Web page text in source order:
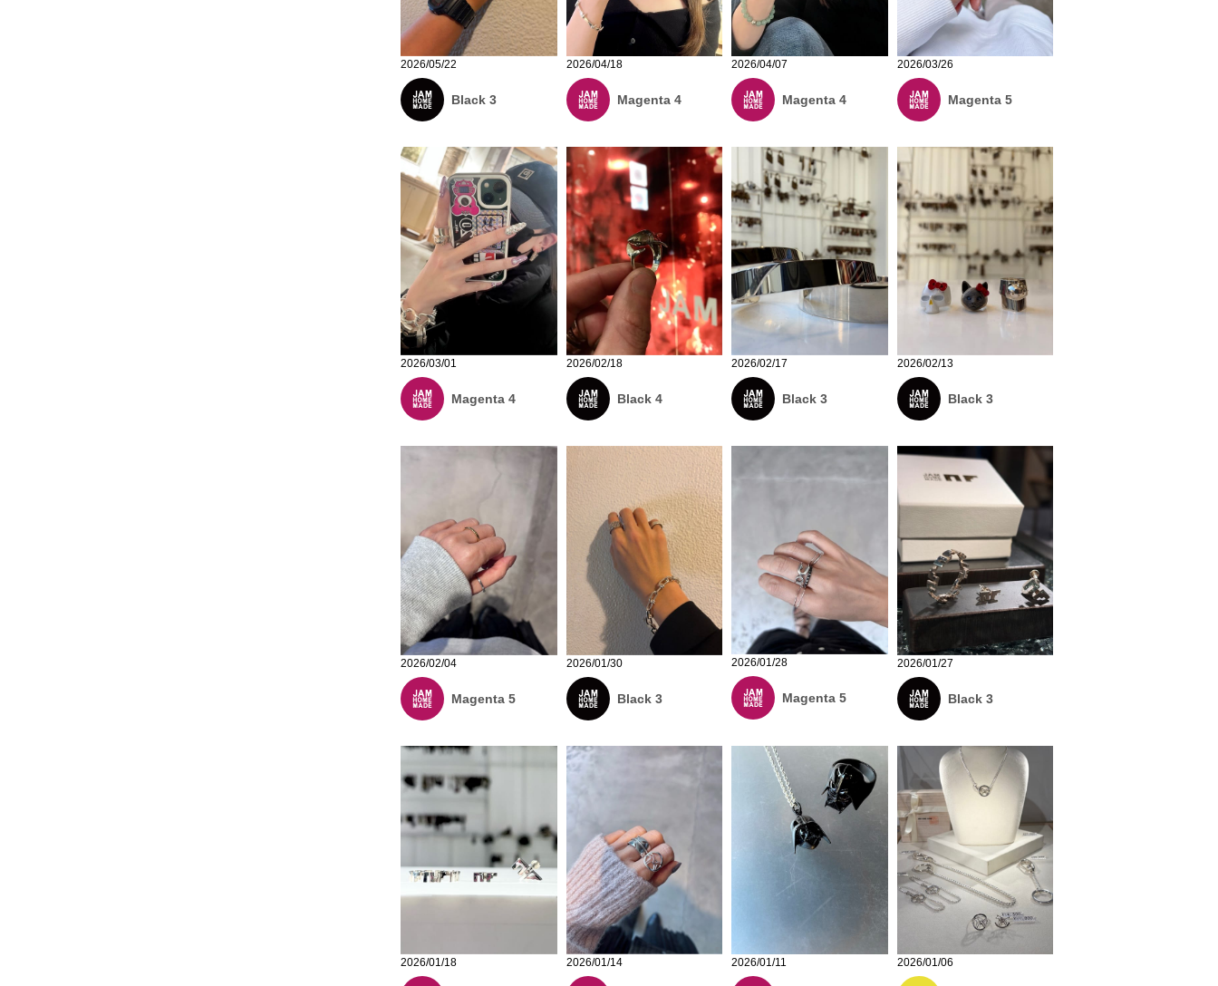
2026/05/22
Black 3
2026/04/18
Magenta 4
2026/04/07
Magenta 4
2026/03/26
Magenta 5
2026/03/01
Magenta 4
2026/02/18
Black 4
2026/02/17
Black 3
2026/02/13
Black 3
2026/02/04
Magenta 5
2026/01/30
Black 3
2026/01/28
Magenta 5
2026/01/27
Black 3
2026/01/18 2026/01/14 2026/01/11 2026/01/06